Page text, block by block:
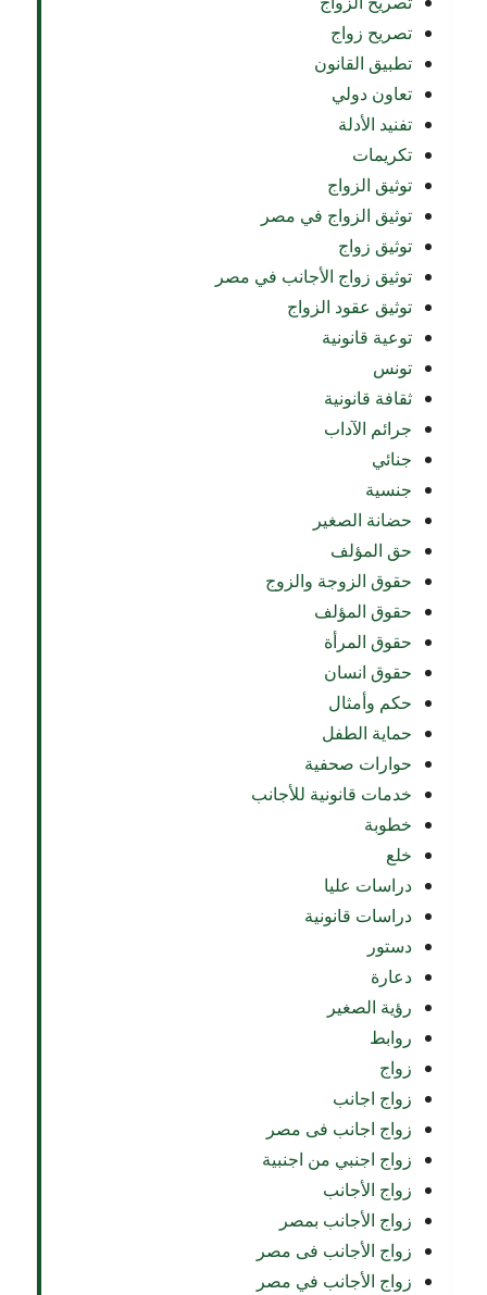
تصريح زواج
تطبيق القانون
تعاون دولي
تفنيد الأدلة
تكريمات
توثيق الزواج
توثيق الزواج في مصر
توثيق زواج
توثيق زواج الأجانب في مصر
توثيق عقود الزواج
توعية قانونية
تونس
ثقافة قانونية
جرائم الآداب
جنائي
جنسية
حضانة الصغير
حق المؤلف
حقوق الزوجة والزوج
حقوق المؤلف
حقوق المرأة
حقوق انسان
حكم وأمثال
حماية الطفل
حوارات صحفية
خدمات قانونية للأجانب
خطوبة
خلع
دراسات عليا
دراسات قانونية
دستور
دعارة
رؤية الصغير
روابط
زواج
زواج اجانب
زواج اجانب فى مصر
زواج اجنبي من اجنبية
زواج الأجانب
زواج الأجانب بمصر
زواج الأجانب فى مصر
زواج الأجانب في مصر